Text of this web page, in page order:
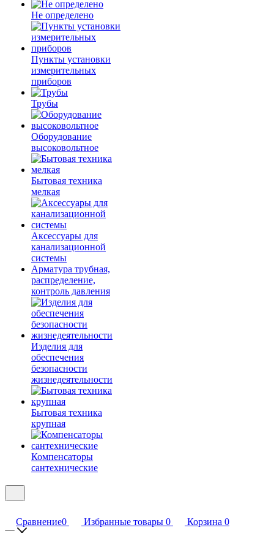
Не определено
Пункты установки
измерительных
приборов
Трубы
Оборудование
высоковольтное
Бытовая техника
мелкая
Аксессуары для
канализационной
системы
Арматура трубная,
распределение,
контроль давления
Изделия для
обеспечения
безопасности
жизнедеятельности
Бытовая техника
крупная
Компенсаторы
сантехнические
Сравнение0 Избранные товары 0 Корзина 0